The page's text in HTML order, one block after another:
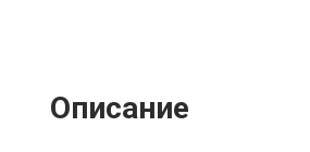
Описание